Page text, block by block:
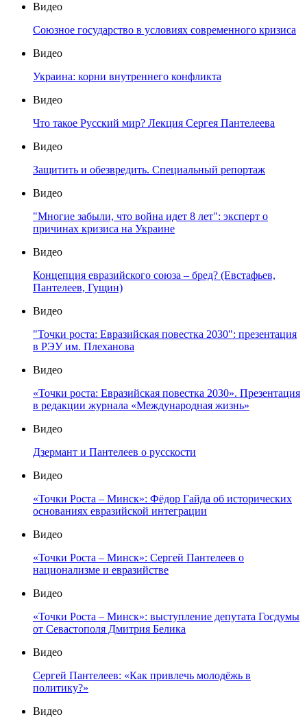
Видео
Союзное государство в условиях современного кризиса
Видео
Украина: корни внутреннего конфликта
Видео
Что такое Русский мир? Лекция Сергея Пантелеева
Видео
Защитить и обезвредить. Специальный репортаж
Видео
"Многие забыли, что война идет 8 лет": эксперт о
причинах кризиса на Украине
Видео
Концепция евразийского союза – бред? (Евстафьев,
Пантелеев, Гущин)
Видео
"Точки роста: Евразийская повестка 2030": презентация
в РЭУ им. Плеханова
Видео
«Точки роста: Евразийская повестка 2030». Презентация
в редакции журнала «Международная жизнь»
Видео
Дзермант и Пантелеев о русскости
Видео
«Точки Роста – Минск»: Фёдор Гайда об исторических
основаниях евразийской интеграции
Видео
«Точки Роста – Минск»: Сергей Пантелеев о
национализме и евразийстве
Видео
«Точки Роста – Минск»: выступление депутата Госдумы
от Севастополя Дмитрия Белика
Видео
Сергей Пантелеев: «Как привлечь молодёжь в
политику?»
Видео